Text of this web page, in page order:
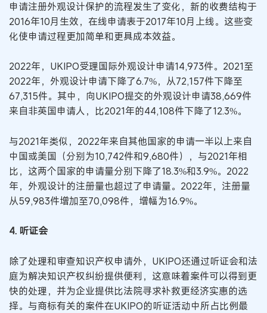
申请注册外观设计保护的流程发生了变化，新的收费结构于
2016年10月生效，在线申请表于2017年10月上线。这些变
化使申请过程更加简单和更具成本效益。
2022年，UKIPO受理国际外观设计申请14,973件。2021至
2022年，外观设计申请下降了6.7%，从72,157件下降至
67,315件。其中，向UKIPO提交的外观设计申请38,669件
来自非英国申请人，比2021年的44,108件下降了12.3%。
与2021年类似，2022年来自其他国家的申请一半以上来自
中国或美国（分别为10,742件和9,680件），与2021年相
比，这两个国家的申请量分别下降了18.3%和3.9%。2022
年，外观设计的注册量也超过了申请量。2022年，注册量
从59,983件增加至70,098件，增幅为16.9%。
4. 听证会
除了处理和审查知识产权申请外，UKIPO还通过听证会和法
庭为解决知识产权纠纷提供便利，这意味着案件可以得到更
快的处理，并为企业提供比法院寻求补救更经济实惠的选
择。与商标有关的案件在UKIPO的听证活动中所占比例最